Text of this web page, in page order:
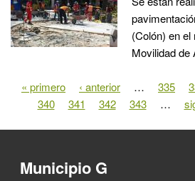
(Colón) en
Movilidad de
Páginas
« primero ‹ anterior … 335
340 341 342 343 …
Municipio G